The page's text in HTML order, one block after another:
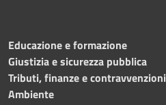
Educazione e formazione
Giustizia e sicurezza pubblica
Tributi, finanze e contravvenzioni
Ambiente